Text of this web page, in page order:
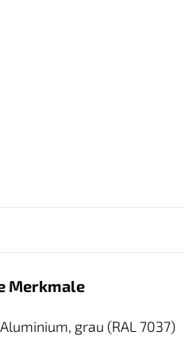
Merkmale
grau (RAL 7037)